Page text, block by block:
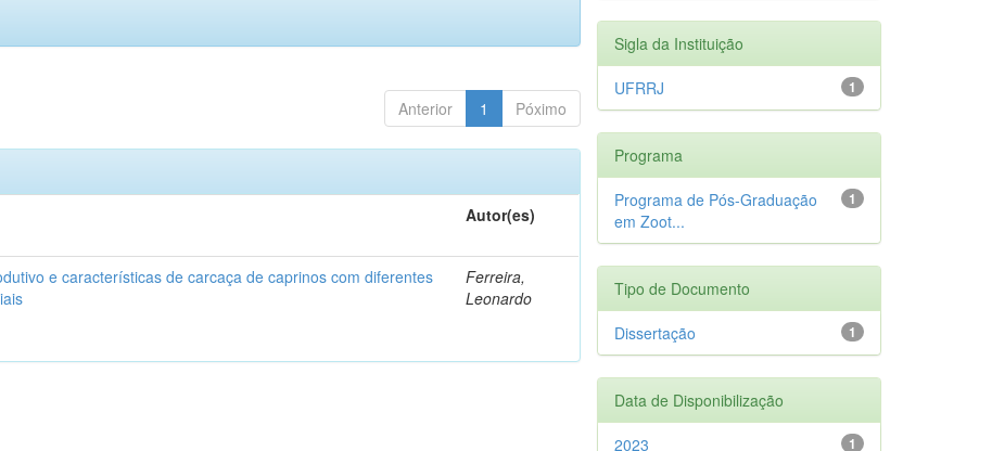
Anterior 1 Póximo
Autor(es)
e características de carcaça de caprinos com diferentes
Ferreira,
Leonardo
Sigla da Instituição
1
UFRRJ
Programa
1
Programa de Pós-Graduação
em Zoot...
Tipo de Documento
1
Dissertação
Data de Disponibilização
1
2023